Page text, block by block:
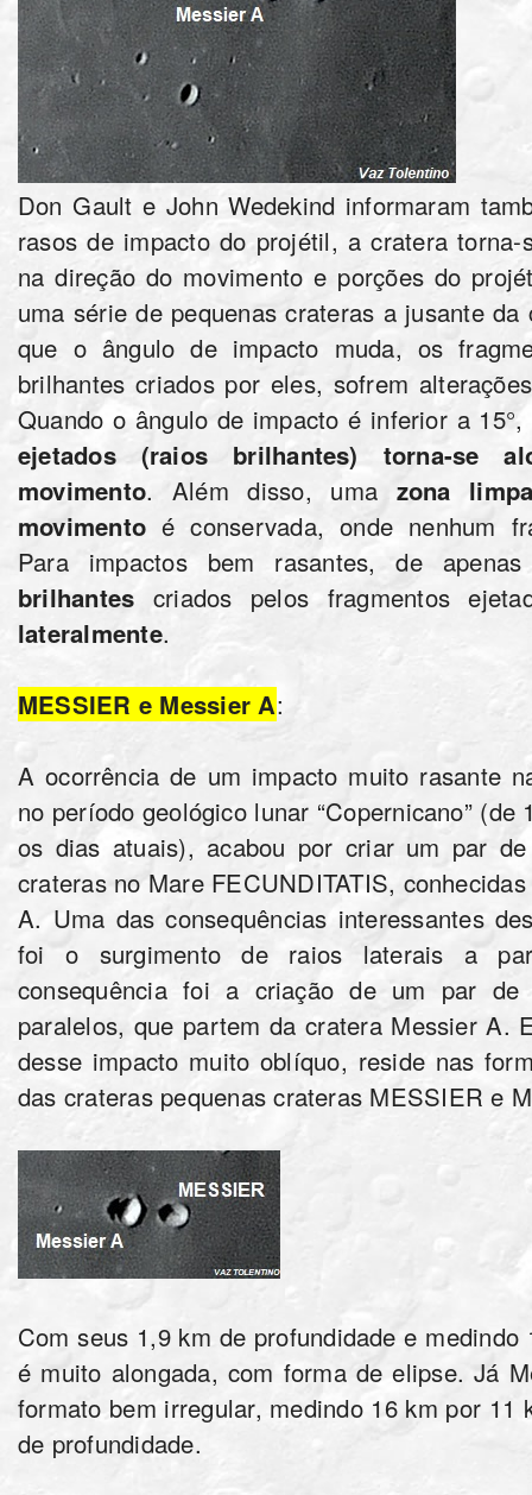
Don Gault e John Wedekind informaram
rasos de impacto do projétil, a cratera
na direção do movimento e porções do
uma série de pequenas crateras a jusante
que o ângulo de impacto muda, os
brilhantes criados por eles, sofrem
Quando o ângulo de impacto é inferior a 15°,
ejetados (raios brilhantes) torna-se
movimento. Além disso, uma zona
movimento é conservada, onde nenhum
Para impactos bem rasantes, de
brilhantes criados pelos fragmentos
lateralmente.
MESSIER e Messier A:
A ocorrência de um impacto muito rasante
no período geológico lunar “Copernicano”
os dias atuais), acabou por criar um par
crateras no Mare FECUNDITATIS,
A. Uma das consequências interessantes
foi o surgimento de raios laterais a
consequência foi a criação de um par
paralelos, que partem da cratera Messier A.
desse impacto muito oblíquo, reside nas
das crateras pequenas crateras MESSIER e
Com seus 1,9 km de profundidade e
é muito alongada, com forma de elipse. Já
formato bem irregular, medindo 16 km por 11
de profundidade.